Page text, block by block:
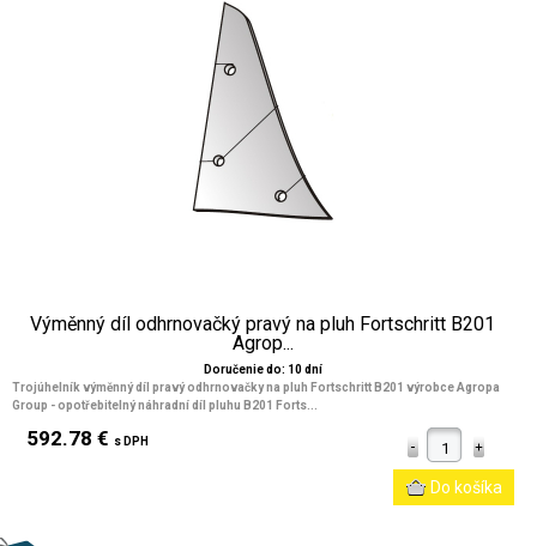
Výměnný díl odhrnovačký pravý na pluh Fortschritt B201
Agrop...
Doručenie do: 10 dní
Trojúhelník výměnný díl pravý odhrnovačky na pluh Fortschritt B201 výrobce Agropa
Group - opotřebitelný náhradní díl pluhu B201 Forts...
592.78 € s DPH